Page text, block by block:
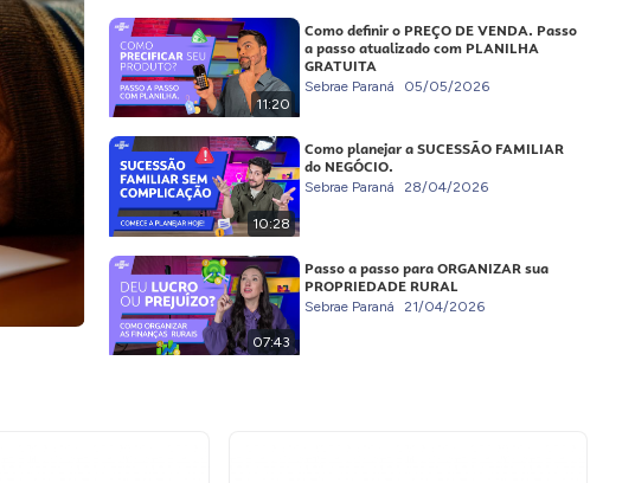
11:20
Como definir o PREÇO DE VENDA. Passo
a passo atualizado com PLANILHA
GRATUITA
Sebrae Paraná 05/05/2026
10:28
Como planejar a SUCESSÃO FAMILIAR
do NEGÓCIO.
Sebrae Paraná 28/04/2026
07:43
Passo a passo para ORGANIZAR sua
PROPRIEDADE RURAL
Sebrae Paraná 21/04/2026